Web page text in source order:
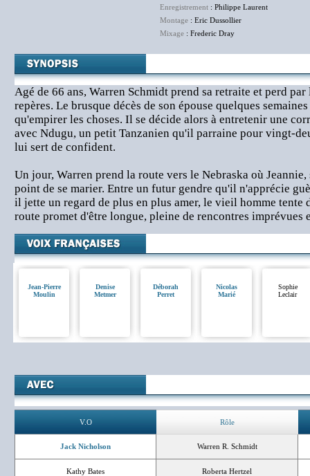
Enregistrement : Philippe Laurent
Montage : Eric Dussollier
Mixage : Frederic Dray
Agé de 66 ans, Warren Schmidt prend sa retraite et perd par
repères. Le brusque décès de son épouse quelques
qu'empirer les choses. Il se décide alors à entretenir une
avec Ndugu, un petit Tanzanien qu'il parraine pour vingt-
lui sert de confident.
Un jour, Warren prend la route vers le Nebraska où
point de se marier. Entre un futur gendre qu'il n'apprécie
il jette un regard de plus en plus amer, le vieil homme tente
route promet d'être longue, pleine de rencontres imprévues
Jean-Pierre
Moulin
Denise
Metmer
Déborah
Perret
Nicolas
Marié
Sophie
Leclair
V.O Rôle
Jack Nicholson Warren R. Schmidt
Kathy Bates Roberta Hertzel